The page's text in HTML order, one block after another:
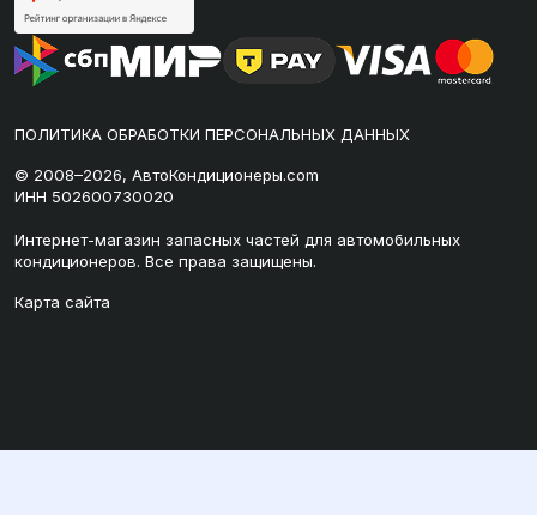
ПОЛИТИКА ОБРАБОТКИ ПЕРСОНАЛЬНЫХ ДАННЫХ
© 2008–2026, АвтоКондиционеры.com
ИНН 502600730020
Интернет-магазин запасных частей для автомобильных
кондиционеров. Все права защищены.
Карта сайта